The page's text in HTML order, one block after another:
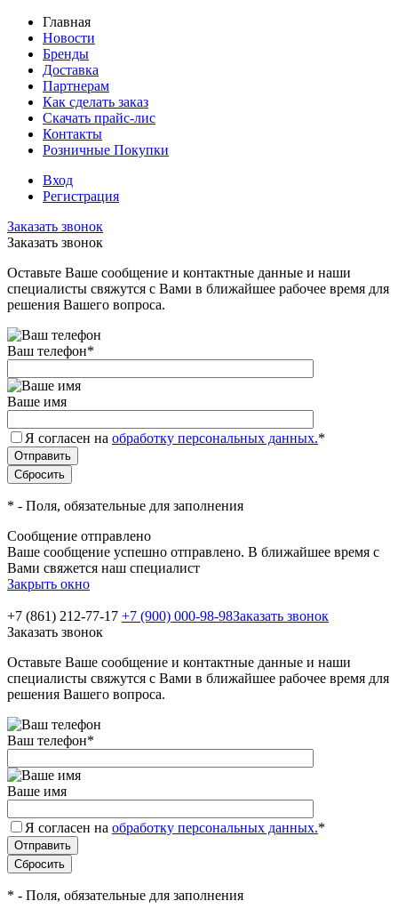
Главная
Новости
Бренды
Доставка
Партнерам
Как сделать заказ
Скачать прайс-лис
Контакты
Розничные Покупки
Вход
Регистрация
Заказать звонок
Заказать звонок
Оставьте Ваше сообщение и контактные данные и наши
специалисты свяжутся с Вами в ближайшее рабочее время для
решения Вашего вопроса.
Ваш телефон*
Ваше имя
Я согласен на обработку персональных данных.*
* - Поля, обязательные для заполнения
Сообщение отправлено
Ваше сообщение успешно отправлено. В ближайшее время с
Вами свяжется наш специалист
Закрыть окно
+7 (861) 212-77-17 +7 (900) 000-98-98Заказать звонок
Заказать звонок
Оставьте Ваше сообщение и контактные данные и наши
специалисты свяжутся с Вами в ближайшее рабочее время для
решения Вашего вопроса.
Ваш телефон*
Ваше имя
Я согласен на обработку персональных данных.*
* - Поля, обязательные для заполнения